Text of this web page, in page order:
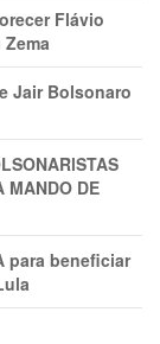
Flávio
Jair Bolsonaro
MANDO DE
para beneficiar